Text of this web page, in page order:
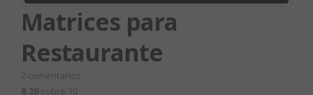
Matrices para
Restaurante
2 comentarios
8.26sobre 10